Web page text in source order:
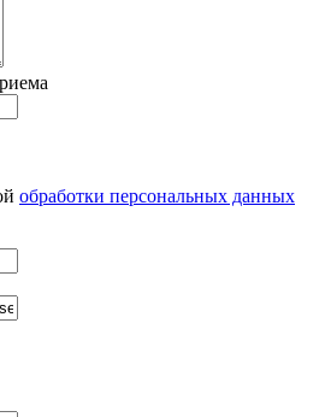
обработки персональных данных